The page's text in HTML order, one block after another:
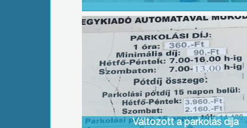
Változott a parkolás díja